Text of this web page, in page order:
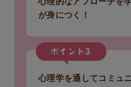
が身につく！
心理学を通してコミュ